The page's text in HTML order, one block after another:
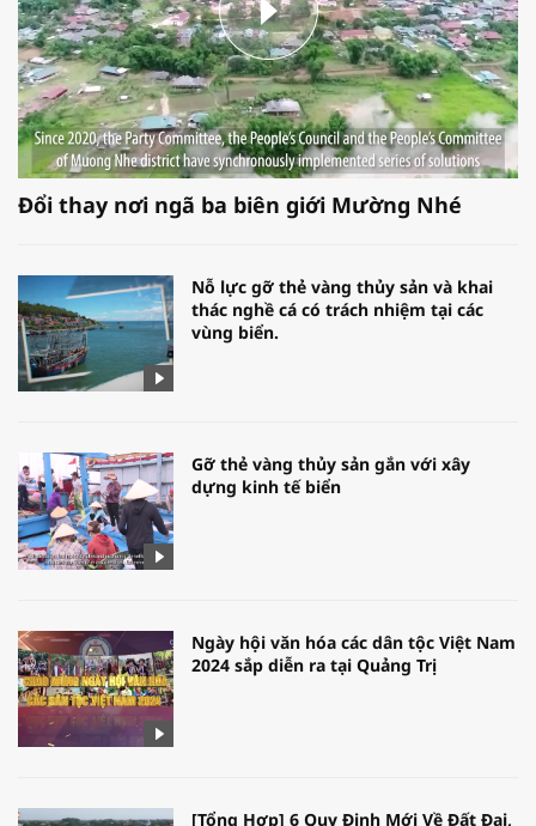
Đổi thay nơi ngã ba biên giới Mường Nhé
Nỗ lực gỡ thẻ vàng thủy sản và khai
thác nghề cá có trách nhiệm tại các
vùng biển.
Gỡ thẻ vàng thủy sản gắn với xây
dựng kinh tế biển
Ngày hội văn hóa các dân tộc Việt Nam
2024 sắp diễn ra tại Quảng Trị
[Tổng Hợp] 6 Quy Định Mới Về Đất Đai,